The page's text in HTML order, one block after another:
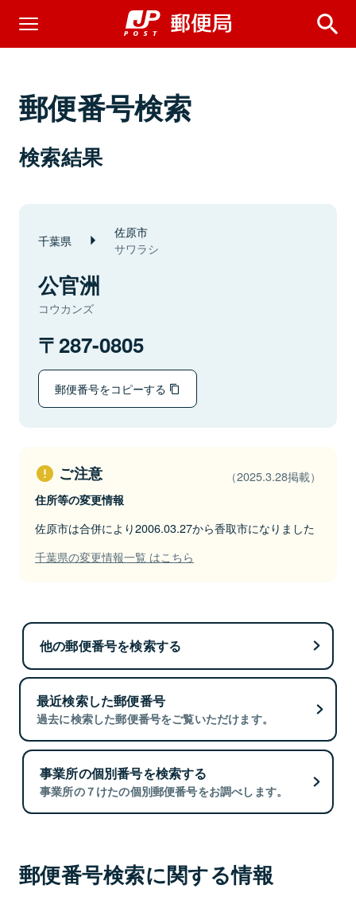
郵便番号検索
検索結果
千葉県 佐原市
サワラシ
公官洲
コウカンズ
287-0805
郵便番号をコピーする
ご注意 （2025.3.28掲載）
住所等の変更情報
佐原市は合併により2006.03.27から香取市になりました
千葉県の変更情報一覧 はこちら
他の郵便番号を検索する
最近検索した郵便番号
過去に検索した郵便番号をご覧いただけます。
事業所の個別番号を検索する
事業所の７けたの個別郵便番号をお調べします。
郵便番号検索に関する情報